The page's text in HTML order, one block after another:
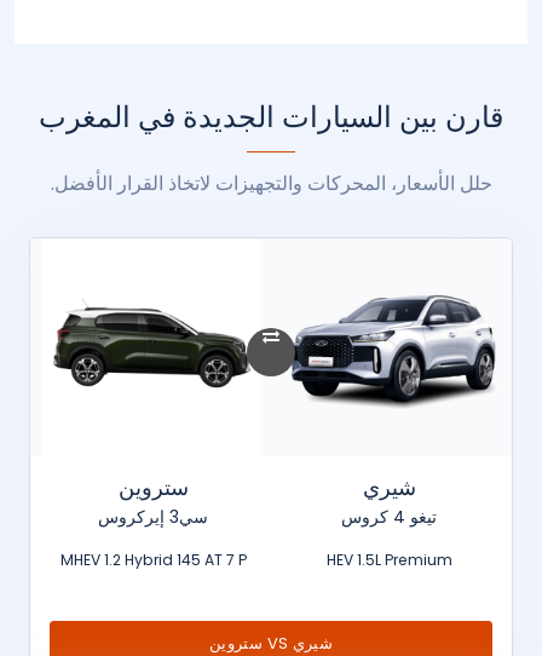
قارن بين السيارات الجديدة في المغرب
حلل الأسعار، المحركات والتجهيزات لاتخاذ القرار الأفضل.
شيري
تيغو 4 كروس
HEV 1.5L Premium
ستروين
سي3 إيركروس
MHEV 1.2 Hybrid 145 AT 7 P
شيري VS ستروين